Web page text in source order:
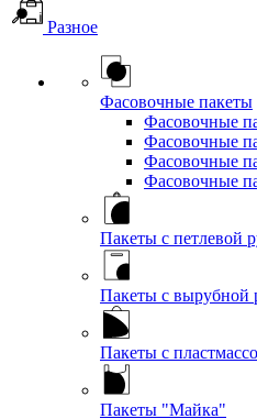
Разное
Фасовочные пакеты
Фасовочные
Фасовочные
Фасовочные
Фасовочные
Пакеты с петлевой
Пакеты с вырубной
Пакеты с
Пакеты "Майка"